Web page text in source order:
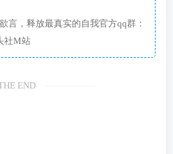
言，释放最真实的自我官方qq群：
头社M站
END